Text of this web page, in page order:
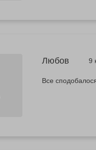
Любов 9
Все